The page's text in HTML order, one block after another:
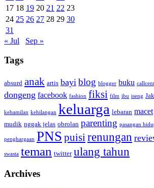
17 18 19 20 21 22 23
24 25 26 27 28 29 30
31
« Jul
Sep »
Tags
absurd anak artis bayi blog blogger buku
dongeng facebook fashion fiksi film ibu iseng
kehamilan kehilangan keluarga lebaran macet
mudik nggak jelas obrolan parenting pasangan
penghargaan PNS puisirenungan
swasta teman twitter ulang tahun
Archives